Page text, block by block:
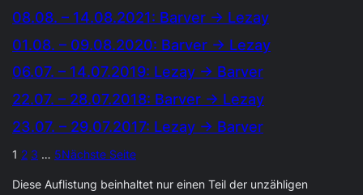
08.08. – 14.08.2021: Barver → Lezay
01.08. – 09.08.2020: Barver → Lezay
06.07. – 14.07.2019: Lezay → Barver
22.07. – 28.07.2018: Barver → Lezay
23.07. – 29.07.2017: Lezay → Barver
1 2 3 … 5Nächste Seite
Diese Auflistung beinhaltet nur einen Teil der unzähligen